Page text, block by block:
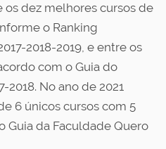
dez melhores cursos de
o Ranking
2018-2019, e entre os
com o Guia do
2018. No ano de 2021
6 únicos cursos com 5
Guia da Faculdade Quero